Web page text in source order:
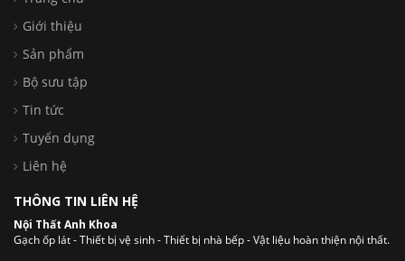
Giới thiệu
Sản phẩm
Bộ sưu tập
Tin tức
Tuyển dụng
Liên hệ
THÔNG TIN LIÊN HỆ
Nội Thất Anh Khoa
Gạch ốp lát - Thiết bị vệ sinh - Thiết bị nhà bếp - Vật liệu hoàn thiện nội thất.